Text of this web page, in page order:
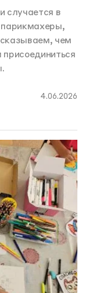
случается в
парикмахеры,
чем
4.06.2026